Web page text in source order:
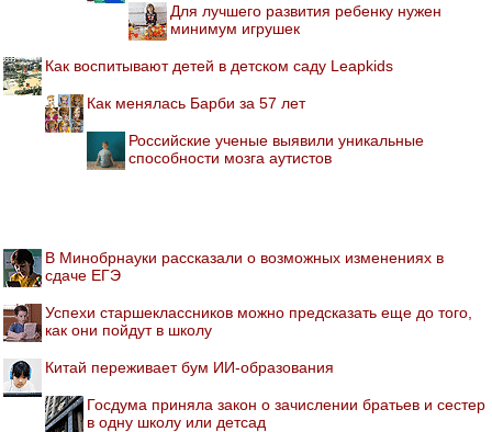
Для лучшего развития ребенку нужен
минимум игрушек
Как воспитывают детей в детском саду Leapkids
Как менялась Барби за 57 лет
Российские ученые выявили уникальные
способности мозга аутистов
В Минобрнауки рассказали о возможных изменениях в
сдаче ЕГЭ
Успехи старшеклассников можно предсказать еще до того,
как они пойдут в школу
Китай переживает бум ИИ-образования
Госдума приняла закон о зачислении братьев и сестер
в одну школу или детсад